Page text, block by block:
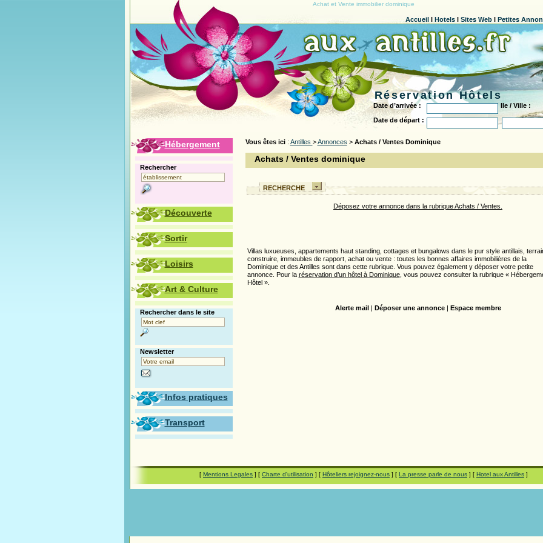
Achat et Vente immobilier dominique
Accueill Hotelsl Sites Webl Petites
Réservation Hôtels
Date d’arrivée :
Ile / Ville :
Date de départ :
Vous êtes ici: Antilles >Annonces > Achats / Ventes Dominique
Achats / Ventes dominique
Déposez votre annonce dans la rubrique Achats / Ventes.
Villas luxueuses, appartements haut standing, cottages et bungalows dans le pur style antillais,
construire, immeubles de rapport, achat ou vente : toutes les bonnes affaires immobilières de la
Dominique et des Antilles sont dans cette rubrique. Vous pouvez également y déposer votre petite
annonce. Pour la réservation d’un hôtel à Dominique, vous pouvez consulter la rubrique «
Hôtel ».
Alerte mail| Déposer une annonce| Espace membre
Hébergement
Rechercher
Découverte
Sortir
Loisirs
Art & Culture
Rechercher dans le site
Newsletter
Infos pratiques
Transport
[ Mentions Legales ] [ Charte d'utilisation ] [ Hôteliers rejoignez-nous ] [ La presse parle de nous ] [ Hotel aux Antilles ]